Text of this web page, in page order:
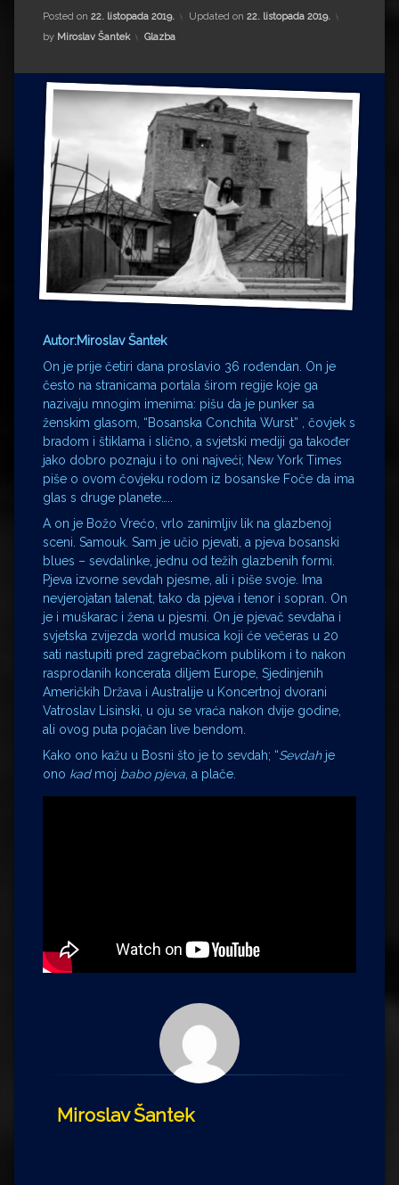
Drugi autori
Drugi autori
Matea Andrić
Ljiljana Lekanić-Kljaić
Željko Krznarić
Mario Lovreković
Miroslav Šantek
Posted on 22. listopada 2019. Updated on 22. listopada 2019.
by Miroslav Šantek Kategorije:
Glazba
Autor:Miroslav Šantek
On je prije četiri dana proslavio 36 rođendan. On je
često na stranicama portala širom regije koje ga
nazivaju mnogim imenima: pišu da je punker sa
ženskim glasom, “Bosanska Conchita Wurst” , čovjek s
bradom i štiklama i slično, a svjetski mediji ga također
jako dobro poznaju i to oni najveći; New York Times
piše o ovom čovjeku rodom iz bosanske Foče da ima
glas s druge planete…..
A on je Božo Vrećo, vrlo zanimljiv lik na glazbenoj
sceni. Samouk. Sam je učio pjevati, a pjeva bosanski
blues – sevdalinke, jednu od težih glazbenih formi.
Pjeva izvorne sevdah pjesme, ali i piše svoje. Ima
nevjerojatan talenat, tako da pjeva i tenor i sopran. On
je i muškarac i žena u pjesmi. On je pjevač sevdaha i
svjetska zvijezda world musica koji će večeras u 20
sati nastupiti pred zagrebačkom publikom i to nakon
rasprodanih koncerata diljem Europe, Sjedinjenih
Američkih Država i Australije u Koncertnoj dvorani
Vatroslav Lisinski, u oju se vraća nakon dvije godine,
ali ovog puta pojačan live bendom.
Kako ono kažu u Bosni što je to sevdah; “Sevdahje
ono kadmoj babo pjeva, a plače.
Miroslav Šantek